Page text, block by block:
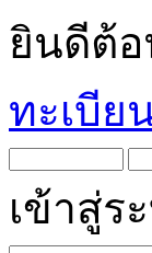
ยินดีต้
ทะเบีย
เข้าสู่ร